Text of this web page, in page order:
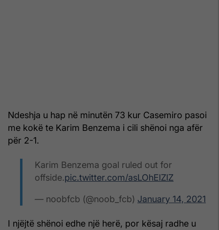
Ndeshja u hap në minutën 73 kur Casemiro pasoi
me kokë te Karim Benzema i cili shënoi nga afër
për 2-1.
Karim Benzema goal ruled out for
offside.pic.twitter.com/asLOhElZlZ
— noobfcb (@noob_fcb) January 14, 2021
I njëjtë shënoi edhe një herë, por kësaj radhe u